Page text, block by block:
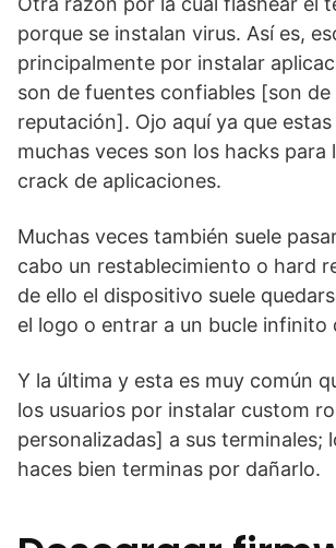
porque se instalan virus. Así es,
principalmente por instalar
son de fuentes confiables [son de
reputación]. Ojo aquí ya que
muchas veces son los hacks para
crack de aplicaciones.
Muchas veces también suele
cabo un restablecimiento o hard
de ello el dispositivo suele
el logo o entrar a un bucle infinito
Y la última y esta es muy común
los usuarios por instalar custom
personalizadas] a sus terminales;
haces bien terminas por dañarlo.